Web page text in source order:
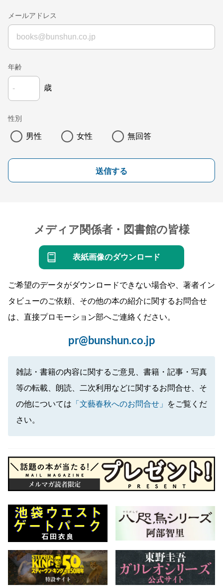
メールアドレス
年齢
歳
性別
男性 女性 無回答
送信する
メディア関係者・図書館の皆様
表紙画像のダウンロード
ご希望のデータがダウンロードできない場合や、著者イン
タビューのご依頼、その他の本の紹介に関するお問合せ
は、直接プロモーション部へご連絡ください。
pr@bunshun.co.jp
雑誌・書籍の内容に関するご意見、書籍・記事・写真
等の転載、朗読、二次利用などに関するお問合せ、そ
の他については 「文藝春秋へのお問合せ」
をご覧くだ
さい。